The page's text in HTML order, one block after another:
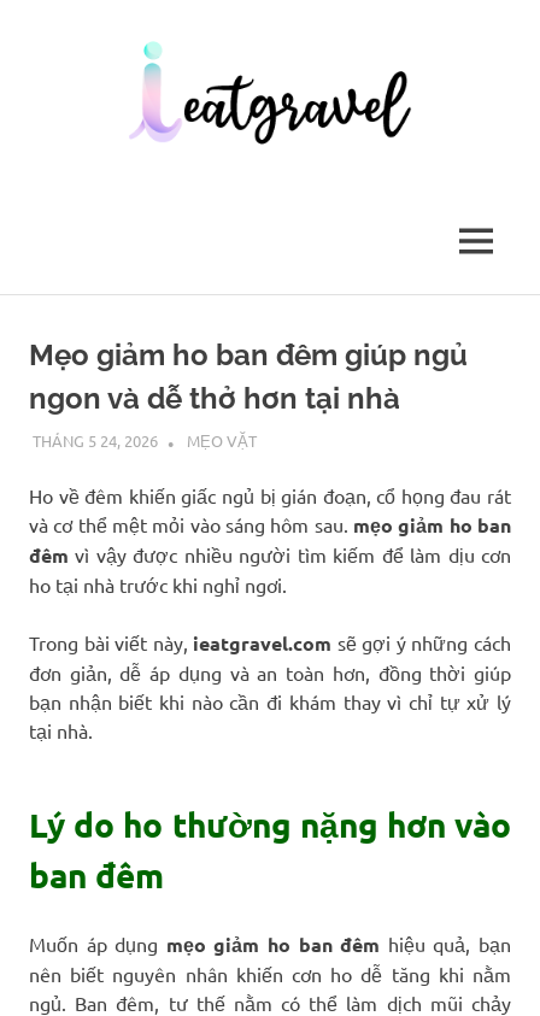
MENU
Mẹo giảm ho ban đêm giúp ngủ
ngon và dễ thở hơn tại nhà
THÁNG 5 24, 2026 MẸO VẶT
Ho về đêm khiến giấc ngủ bị gián đoạn, cổ họng đau rát
và cơ thể mệt mỏi vào sáng hôm sau. mẹo giảm ho ban
đêm vì vậy được nhiều người tìm kiếm để làm dịu cơn
ho tại nhà trước khi nghỉ ngơi.
Trong bài viết này, ieatgravel.com sẽ gợi ý những cách
đơn giản, dễ áp dụng và an toàn hơn, đồng thời giúp
bạn nhận biết khi nào cần đi khám thay vì chỉ tự xử lý
tại nhà.
Lý do ho thường nặng hơn vào
ban đêm
Muốn áp dụng mẹo giảm ho ban đêm hiệu quả, bạn
nên biết nguyên nhân khiến cơn ho dễ tăng khi nằm
ngủ. Ban đêm, tư thế nằm có thể làm dịch mũi chảy